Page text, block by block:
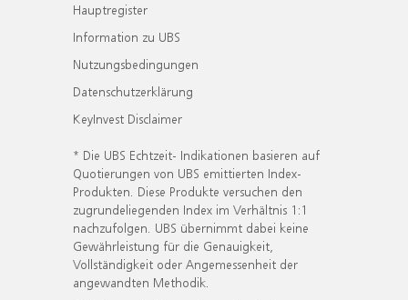
Hauptregister
Information zu UBS
Nutzungsbedingungen
Datenschutzerklärung
KeyInvest Disclaimer
* Die UBS Echtzeit- Indikationen basieren auf
Quotierungen von UBS emittierten Index-
Produkten. Diese Produkte versuchen den
zugrundeliegenden Index im Verhältnis 1:1
nachzufolgen. UBS übernimmt dabei keine
Gewährleistung für die Genauigkeit,
Vollständigkeit oder Angemessenheit der
angewandten Methodik.